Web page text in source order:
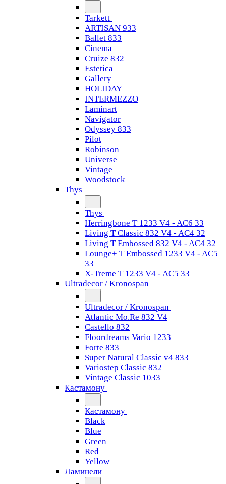
Tarkett
ARTISAN 933
Ballet 833
Cinema
Cruize 832
Estetica
Gallery
HOLIDAY
INTERMEZZO
Laminart
Navigator
Odyssey 833
Pilot
Robinson
Universe
Vintage
Woodstock
Thys
Thys
Herringbone T 1233 V4 - AC6 33
Living T Classic 832 V4 - AC4 32
Living T Embossed 832 V4 - AC4 32
Lounge+ T Embossed 1233 V4 - AC5
33
X-Treme T 1233 V4 - AC5 33
Ultradecor / Kronospan
Ultradecor / Kronospan
Atlantic Mo.Re 832 V4
Castello 832
Floordreams Vario 1233
Forte 833
Super Natural Classic v4 833
Variostep Classic 832
Vintage Classic 1033
Кастамону
Кастамону
Black
Blue
Green
Red
Yellow
Ламинели